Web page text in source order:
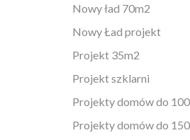
Nowy ład 70m2
Nowy Ład projekt
Projekt 35m2
Projekt szklarni
Projekty domów do
Projekty domów do